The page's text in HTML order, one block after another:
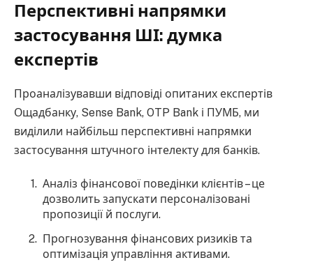
Перспективні напрямки
застосування ШІ: думка
експертів
Проаналізувавши відповіді опитаних експертів
Ощадбанку, Sense Bank, OTP Bank і ПУМБ, ми
виділили найбільш перспективні напрямки
застосування штучного інтелекту для банків.
Аналіз фінансової поведінки клієнтів – це
дозволить запускати персоналізовані
пропозиції й послуги.
Прогнозування фінансових ризиків та
оптимізація управління активами.